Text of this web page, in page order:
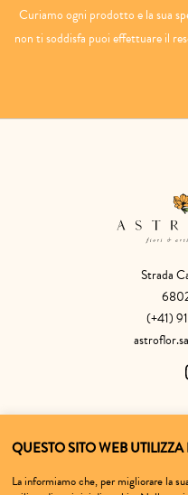
Curiamo ogni prodotto e la sua
non ti soddisfa puoi effettuare il
Strada
(+41)
SHOP
Fiori
QUESTO SITO WEB
La informiamo che, per migliorare la